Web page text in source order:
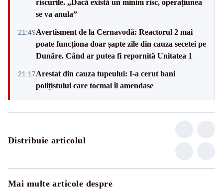
riscurile. „Dacă există un minim risc, operațiunea
se va anula”
21:49Avertisment de la Cernavodă: Reactorul 2 mai
poate funcționa doar șapte zile din cauza secetei pe
Dunăre. Când ar putea fi repornită Unitatea 1
21:17Arestat din cauza tupeului: I-a cerut bani
polițistului care tocmai îl amendase
Distribuie articolul
Mai multe articole despre